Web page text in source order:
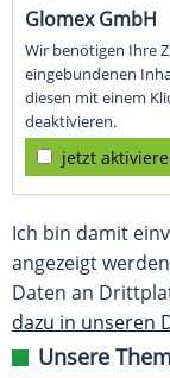
Glomex GmbH
Wir benötigen Ihre
eingebundenen
diesen mit einem
deaktivieren.
jetzt
Ich bin damit
angezeigt
Daten an
dazu in unseren
Unsere